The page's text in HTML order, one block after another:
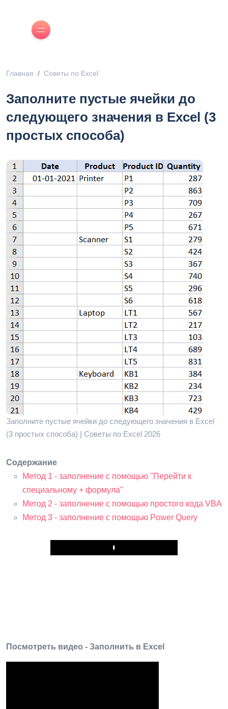
Главная Советы по Excel
Заполните пустые ячейки до
следующего значения в Excel (3
простых способа)
Заполните пустые ячейки до следующего значения в Excel
(3 простых способа) | Советы по Excel 2026
Содержание
Метод 1 - заполнение с помощью "Перейти к
специальному + формула"
Метод 2 - заполнение с помощью простого кода VBA
Метод 3 - заполнение с помощью Power Query
Play
Посмотреть видео - Заполнить в Excel